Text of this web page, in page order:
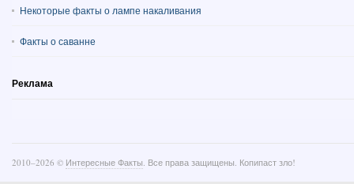
Некоторые факты о лампе накаливания
Факты о саванне
Реклама
2010–2026 © Интересные Факты. Все права защищены. Копипаст зло!